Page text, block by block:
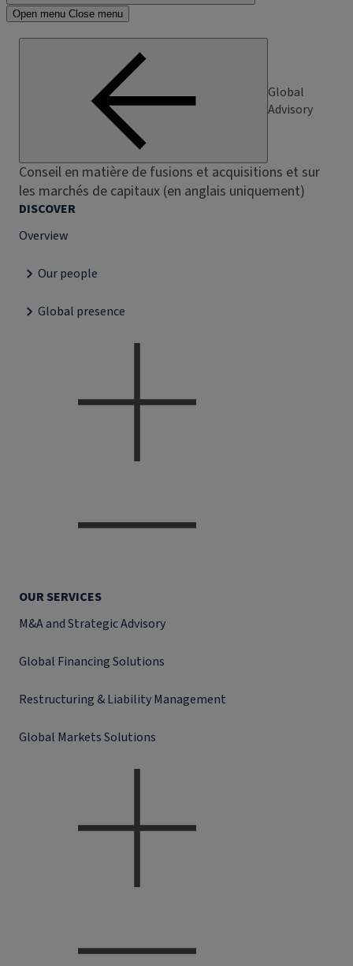
Open menu Close menu
Global
Advisory
Conseil en matière de fusions et acquisitions et sur
les marchés de capitaux (en anglais uniquement)
DISCOVER
Overview
Our people
Global presence
OUR SERVICES
M&A and Strategic Advisory
Global Financing Solutions
Restructuring & Liability Management
Global Markets Solutions